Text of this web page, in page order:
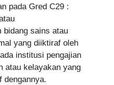
pada Gred C29 :
bidang sains atau
yang diiktiraf oleh
institusi pengajian
atau kelayakan yang
dengannya.